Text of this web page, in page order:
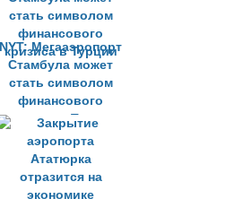
NYT: Мегааэропорт
Стамбула может
стать символом
финансового
кризиса в Турции